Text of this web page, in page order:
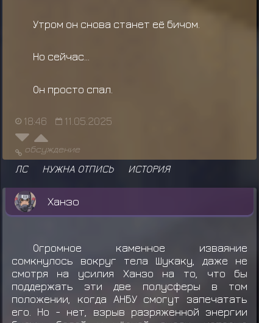
Утром он снова станет её бичом.
Но сейчас...
Он просто спал.
18:46 11.05.2025
обсуждение
ЛС НУЖНА ОТПИСЬ ИСТОРИЯ
Ханзо
Огромное каменное изваяние
сомкнулось вокруг тела Шукаку, даже не
смотря на усилия Ханзо на то, что бы
поддержать эти две полусферы в том
положении, когда АНБУ смогут запечатать
его. Но - нет, взрыв разряженной энергии